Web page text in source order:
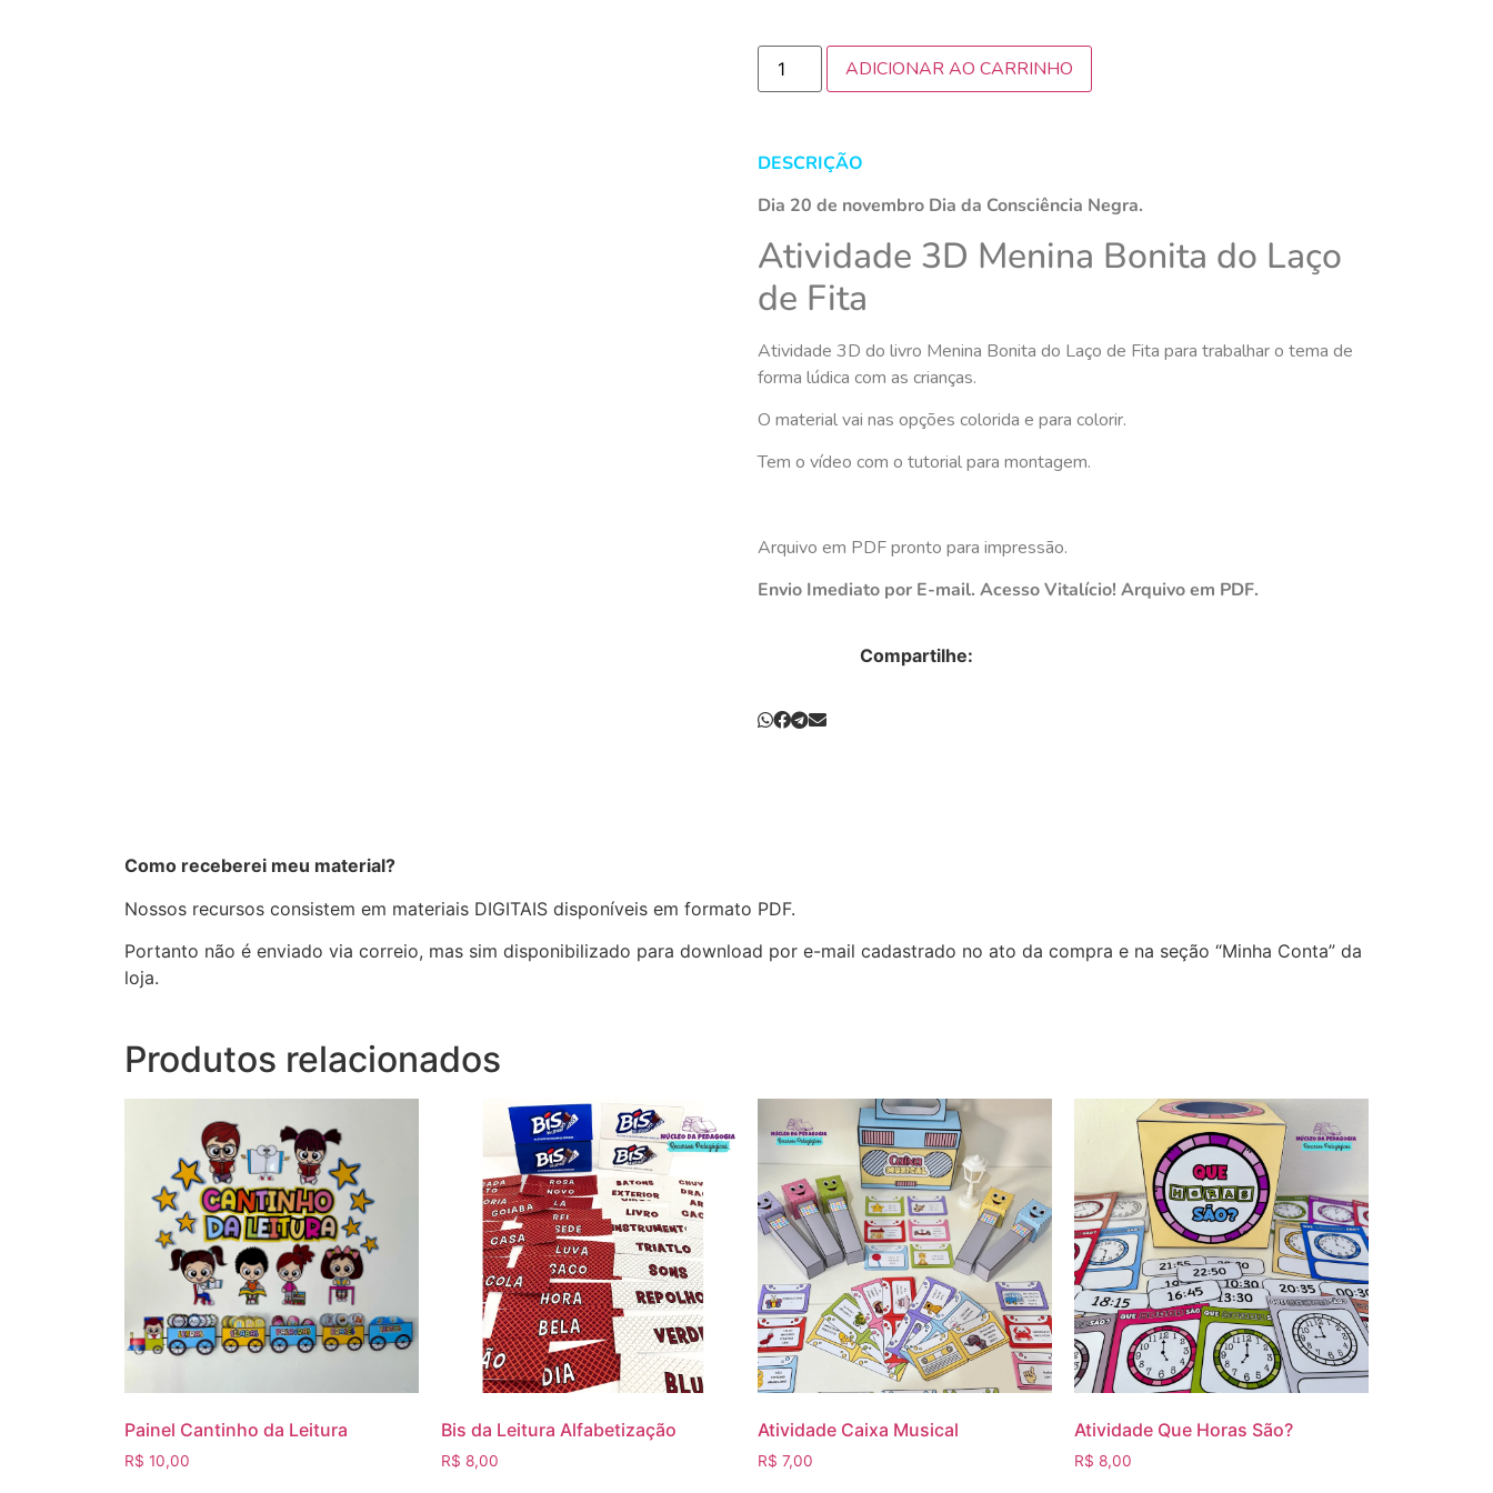
ADICIONAR AO CARRINHO
DESCRIÇÃO
Dia 20 de novembro Dia da Consciência Negra.
Atividade 3D Menina Bonita do Laço
de Fita
Atividade 3D do livro Menina Bonita do Laço de Fita para trabalhar o tema de
forma lúdica com as crianças.
O material vai nas opções colorida e para colorir.
Tem o vídeo com o tutorial para montagem.
Arquivo em PDF pronto para impressão.
Envio Imediato por E-mail. Acesso Vitalício! Arquivo em PDF.
Compartilhe:
Como receberei meu material?
Nossos recursos consistem em materiais DIGITAIS disponíveis em formato PDF.
Portanto não é enviado via correio, mas sim disponibilizado para download por e-mail cadastrado no ato da compra e na seção “Minha Conta” da
loja.
Produtos relacionados
Painel Cantinho da Leitura
R$ 10,00
Bis da Leitura Alfabetização
R$ 8,00
Atividade Caixa Musical
R$ 7,00
Atividade Que Horas São?
R$ 8,00